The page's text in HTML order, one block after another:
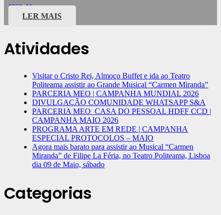
2023,Viagens
LER MAIS
Atividades
Visitar o Cristo Rei, Almoço Buffet e ida ao Teatro
Politeama assistir ao Grande Musical “Carmen Miranda”
PARCERIA MEO | CAMPANHA MUNDIAL 2026
DIVULGAÇÃO COMUNIDADE WHATSAPP S&A
PARCERIA MEO_CASA DO PESSOAL HDFF CCD |
CAMPANHA MAIO 2026
PROGRAMA ARTE EM REDE | CAMPANHA
ESPECIAL PROTOCOLOS – MAIO
Agora mais barato para assistir ao Musical “Carmen
Miranda” de Filipe La Féria, no Teatro Politeama, Lisboa
dia 09 de Maio, sábado
Categorias